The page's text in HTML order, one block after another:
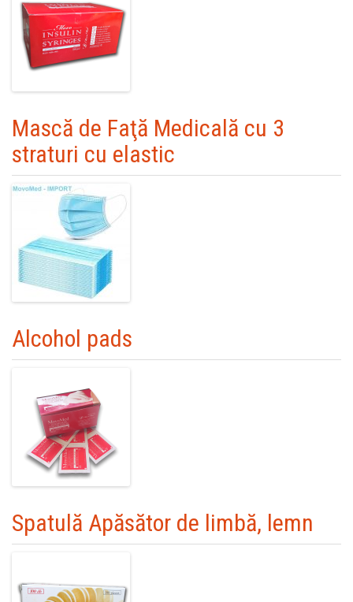
Mască de Faţă Medicală cu 3
straturi cu elastic
Alcohol pads
Spatulă Apăsător de limbă, lemn